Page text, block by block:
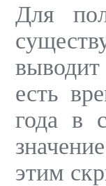
Для
есть
года в
этим